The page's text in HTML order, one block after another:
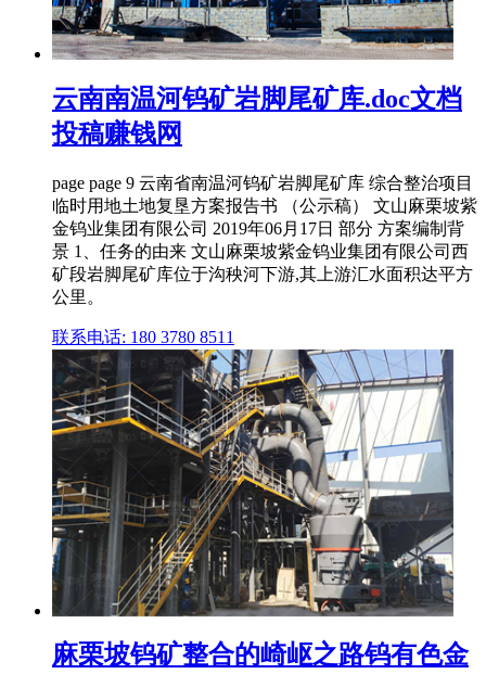
云南南温河钨矿岩脚尾矿库.doc文档
投稿赚钱网
page page 9 云南省南温河钨矿岩脚尾矿库 综合整治项目
临时用地土地复垦方案报告书 （公示稿） 文山麻栗坡紫
金钨业集团有限公司 2019年06月17日 部分 方案编制背
景 1、任务的由来 文山麻栗坡紫金钨业集团有限公司西
矿段岩脚尾矿库位于沟秧河下游,其上游汇水面积达平方
公里。
联系电话: 180 3780 8511
麻栗坡钨矿整合的崎岖之路钨有色金